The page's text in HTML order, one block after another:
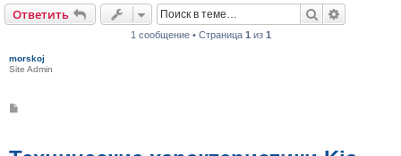
Ответить Поиск
1 сообщение • Страница 1 из 1
morskoj
Site Admin
щ